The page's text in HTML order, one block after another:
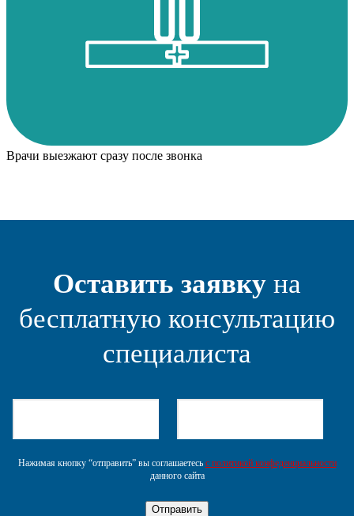
Врачи выезжают сразу после звонка
Оставить заявку на
бесплатную консультацию
специалиста
Нажимая кнопку “отправить” вы соглашаетесь с политикой конфеденциальности
данного сайта
Отправить